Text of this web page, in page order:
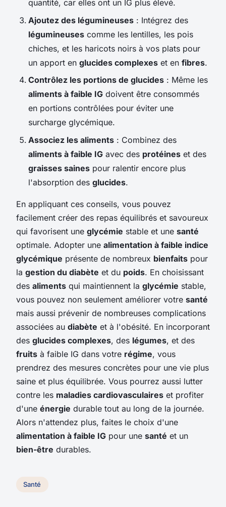
quantité, car elles ont un IG plus élevé.
Ajoutez des légumineuses : Intégrez des
légumineuses comme les lentilles, les pois
chiches, et les haricots noirs à vos plats pour
un apport en glucides complexes et en fibres.
Contrôlez les portions de glucides : Même les
aliments à faible IG doivent être consommés
en portions contrôlées pour éviter une
surcharge glycémique.
Associez les aliments : Combinez des
aliments à faible IG avec des protéines et des
graisses saines pour ralentir encore plus
l'absorption des glucides.
En appliquant ces conseils, vous pouvez
facilement créer des repas équilibrés et savoureux
qui favorisent une glycémie stable et une santé
optimale. Adopter une alimentation à faible indice
glycémique présente de nombreux bienfaits pour
la gestion du diabète et du poids. En choisissant
des aliments qui maintiennent la glycémie stable,
vous pouvez non seulement améliorer votre santé
mais aussi prévenir de nombreuses complications
associées au diabète et à l'obésité. En incorporant
des glucides complexes, des légumes, et des
fruits à faible IG dans votre régime, vous
prendrez des mesures concrètes pour une vie plus
saine et plus équilibrée. Vous pourrez aussi lutter
contre les maladies cardiovasculaires et profiter
d'une énergie durable tout au long de la journée.
Alors n'attendez plus, faites le choix d'une
alimentation à faible IG pour une santé et un
bien-être durables.
Santé